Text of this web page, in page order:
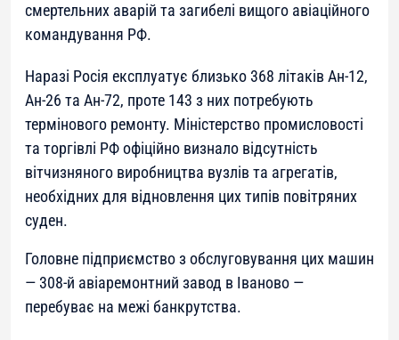
смертельних аварій та загибелі вищого авіаційного
командування РФ.
Наразі Росія експлуатує близько 368 літаків Ан-12,
Ан-26 та Ан-72, проте 143 з них потребують
термінового ремонту. Міністерство промисловості
та торгівлі РФ офіційно визнало відсутність
вітчизняного виробництва вузлів та агрегатів,
необхідних для відновлення цих типів повітряних
суден.
Головне підприємство з обслуговування цих машин
— 308-й авіаремонтний завод в Іваново —
перебуває на межі банкрутства.